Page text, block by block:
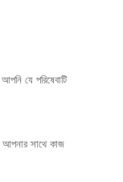
যে পরিষেবাটি
আপনার সাথে কাজ